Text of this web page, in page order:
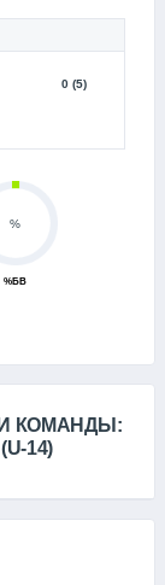
0 (5)
%
%БВ
КОМАНДЫ:
14)